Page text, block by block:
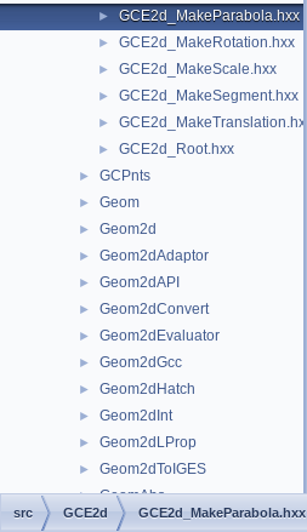
► GCE2d_MakeParabola.hxx
► GCE2d_MakeRotation.hxx
► GCE2d_MakeScale.hxx
► GCE2d_MakeSegment.hxx
► GCE2d_MakeTranslation.hxx
► GCE2d_Root.hxx
► GCPnts
► Geom
► Geom2d
► Geom2dAdaptor
► Geom2dAPI
► Geom2dConvert
► Geom2dEvaluator
► Geom2dGcc
► Geom2dHatch
► Geom2dInt
► Geom2dLProp
► Geom2dToIGES
► GeomAbs
► GeomAdaptor
src GCE2d GCE2d_MakeParabola.hxx